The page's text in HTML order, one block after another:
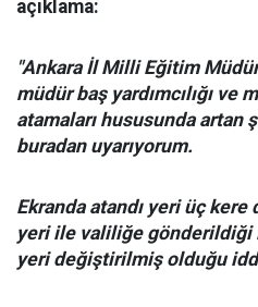
açıklama:
"Ankara İl Milli Eğitim
müdür baş yardımcılığı ve
atamaları hususunda artan
buradan uyarıyorum.
Ekranda atandı yeri üç
yeri ile valiliğe
yeri değiştirilmiş olduğu